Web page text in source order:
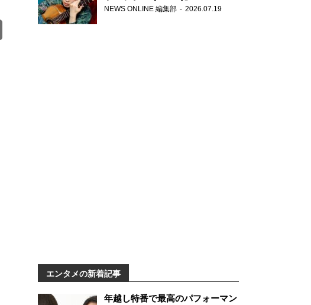
NEWS ONLINE 編集部 2026.07.19
エンタメの新着記事
年越し特番で最高のパフォーマン